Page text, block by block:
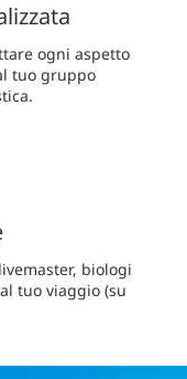
ogni aspetto
tuo gruppo
biologi
tuo viaggio (su